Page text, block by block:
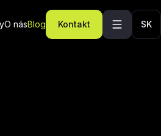
O násBlog Kontakt SK